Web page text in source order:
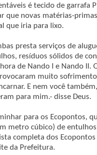
é tecido de garrafa
que novas matérias-
que iria para lixo.
presta serviços de
resíduos sólidos de
de Nando I e Nando II.
muito
E nem você
para mim.- disse Deus.
para os Ecopontos,
metro cúbico) de
completa dos
da Prefeitura.